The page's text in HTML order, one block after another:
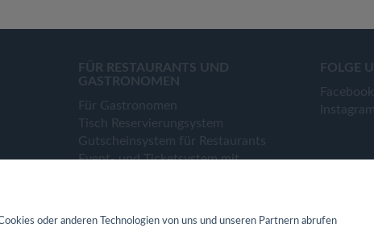
FÜR RESTAURANTS UND
GASTRONOMEN
Für Gastronomen
Tisch Reservierungsystem
Gutscheinsystem für Restaurants
Event- und Ticketsystem mit
FOLGE
Facebook
Instagram
oder anderen Technologien von uns und unseren Partnern abrufen